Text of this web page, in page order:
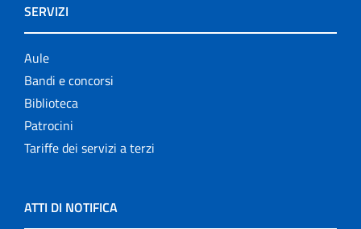
SERVIZI
Aule
Bandi e concorsi
Biblioteca
Patrocini
Tariffe dei servizi a terzi
ATTI DI NOTIFICA